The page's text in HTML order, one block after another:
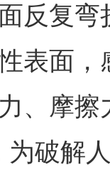
反复弯
表面
、摩
为破解